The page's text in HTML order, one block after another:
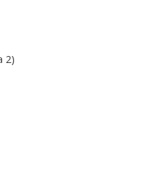
2)